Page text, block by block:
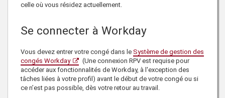
celle où vous résidez actuellement.
Se connecter à Workday
Vous devez entrer votre congé dans le Système de gestion des
congés Workday
(Une connexion RPV est requise pour
accéder aux fonctionnalités de Workday, à l'exception des
tâches liées à votre profil) avant le début de votre congé ou si
ce n’est pas possible, dès votre retour au travail.